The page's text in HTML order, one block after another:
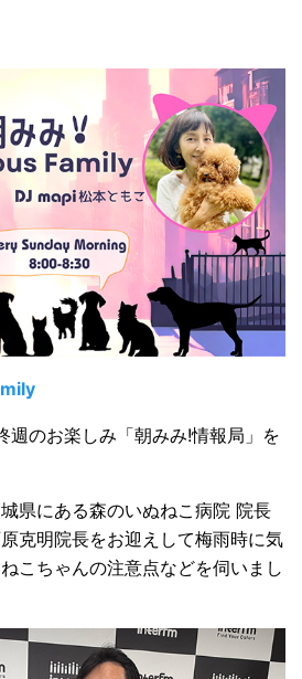
週のお楽しみ「朝みみ!情報局」を
県にある森のいぬねこ病院 院長
克明院長をお迎えして梅雨時に気
こちゃんの注意点などを伺いまし